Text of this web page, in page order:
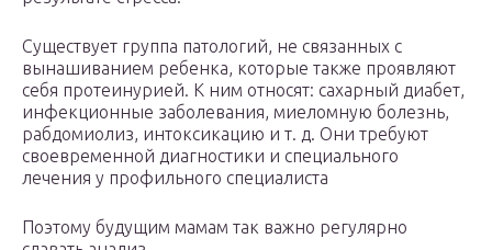
Существует группа патологий, не связанных с
вынашиванием ребенка, которые также проявляют
себя протеинурией. К ним относят: сахарный диабет,
инфекционные заболевания, миеломную болезнь,
рабдомиолиз, интоксикацию и т. д. Они требуют
своевременной диагностики и специального
лечения у профильного специалиста
Поэтому будущим мамам так важно регулярно